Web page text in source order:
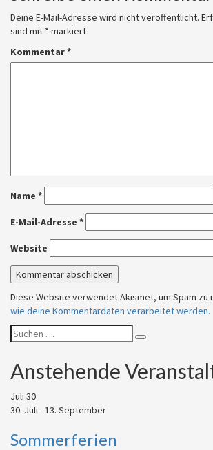
Deine E-Mail-Adresse wird nicht veröffentlicht.
sind mit * markiert
Kommentar*
Name *
E-Mail-Adresse *
Website
Diese Website verwendet Akismet, um Spam zu
wie deine Kommentardaten verarbeitet werden.
Suchen
nach:
Suchen
Anstehende
Juli 30
30. Juli -13. September
Sommerferien